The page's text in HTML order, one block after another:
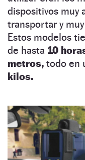
dispositivos muy
transportar y
Estos modelos
de hasta 10
metros, todo en
kilos.